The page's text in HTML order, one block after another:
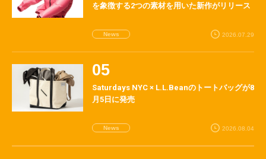
を象徴する2つの素材を用いた新作がリリース
News 2026.07.29
Saturdays NYC × L.L.Beanのトートバッグが8
月5日に発売
News 2026.08.04